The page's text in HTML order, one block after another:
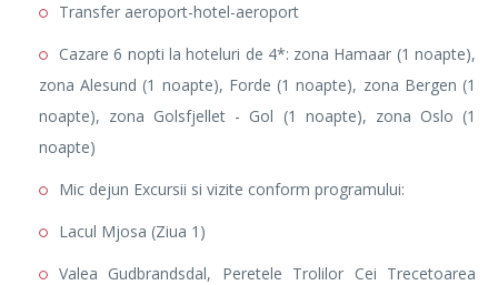
Transfer aeroport-hotel-aeroport
Cazare 6 nopti la hoteluri de 4*: zona Hamaar (1 noapte),
zona Alesund (1 noapte), Forde (1 noapte), zona Bergen (1
noapte), zona Golsfjellet - Gol (1 noapte), zona Oslo (1
noapte)
Mic dejun Excursii si vizite conform programului:
Lacul Mjosa (Ziua 1)
Valea Gudbrandsdal, Peretele Trolilor Cei Trecetoarea